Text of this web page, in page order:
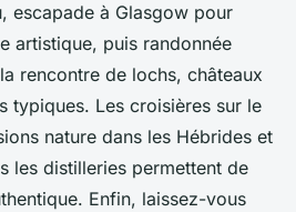
escapade à Glasgow pour
artistique, puis randonnée
rencontre de lochs, châteaux
typiques. Les croisières sur le
nature dans les Hébrides et
les distilleries permettent de
Enfin, laissez-vous